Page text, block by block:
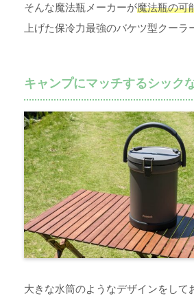
そんな魔法瓶メーカーが魔法瓶の可
上げた保冷力最強のバケツ型クーラ
キャンプにマッチするシック
大きな水筒のようなデザインをして